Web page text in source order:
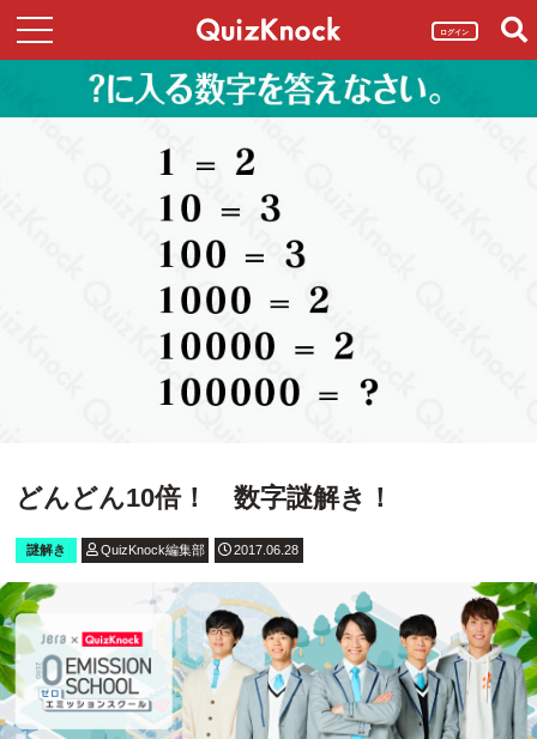
ログイン
どんどん10倍！ 数字謎解き！
謎解き QuizKnock編集部 2017.06.28